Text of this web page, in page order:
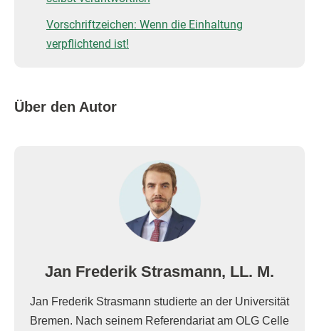
Vorschriftzeichen: Wenn die Einhaltung
verpflichtend ist!
Über den Autor
Jan Frederik Strasmann, LL. M.
Jan Frederik Strasmann studierte an der Universität
Bremen. Nach seinem Referendariat am OLG Celle